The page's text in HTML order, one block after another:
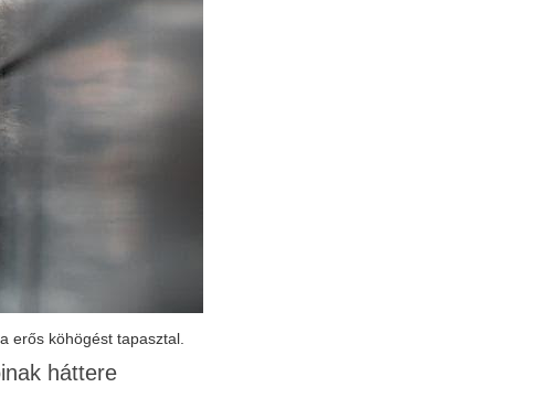
erős köhögést tapasztal.
háttere